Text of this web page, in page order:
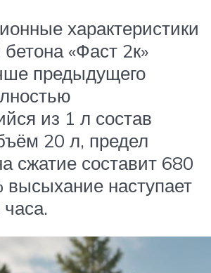
характеристики
«Фаст 2к»
предыдущего
из 1 л состав
20 л, предел
сжатие составит 680
высыхание наступает